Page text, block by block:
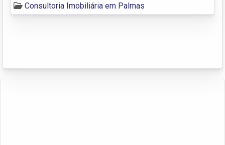
Consultoria Imobiliária em Palmas